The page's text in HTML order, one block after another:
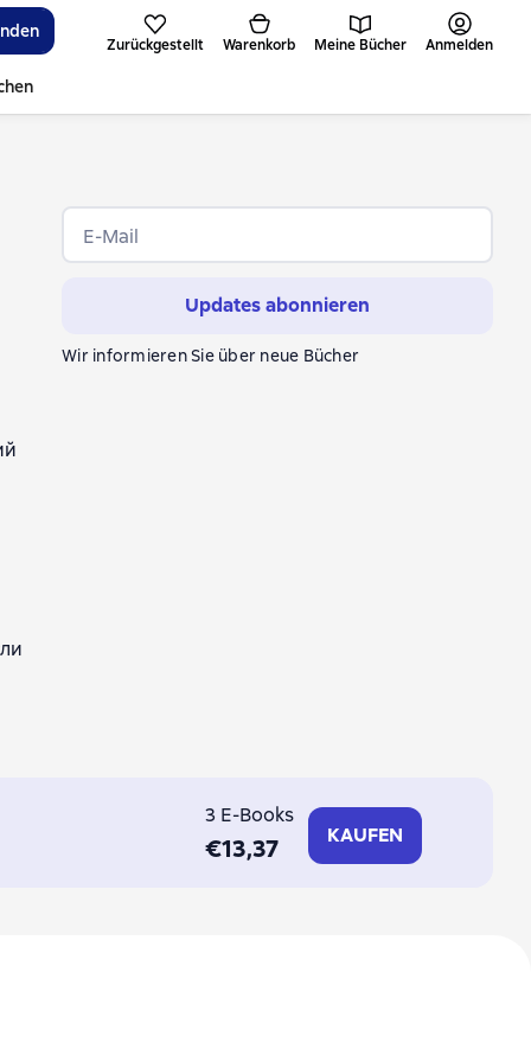
Zurückgestellt Warenkorb Meine Bücher Anmelden
E-Mail
Updates abonnieren
Wir informieren Sie über neue Bücher
3 E-Books
€13,37 KAUFEN